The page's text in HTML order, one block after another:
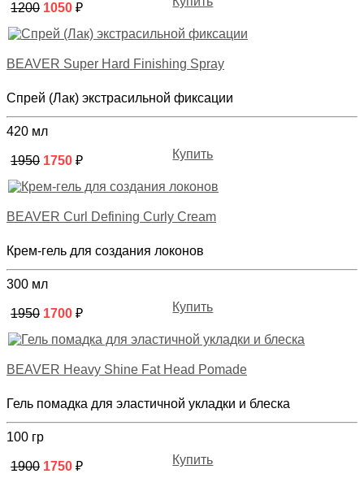
1200 1050 ₽
BEAVER Super Hard Finishing Spray
Спрей (Лак) экстрасильной фиксации
420 мл
1950 1750 ₽ Купить
BEAVER Curl Defining Curly Cream
Крем-гель для создания локонов
300 мл
1950 1700 ₽ Купить
BEAVER Heavy Shine Fat Head Pomade
Гель помадка для эластичной укладки и блеска
100 гр
1900 1750 ₽ Купить